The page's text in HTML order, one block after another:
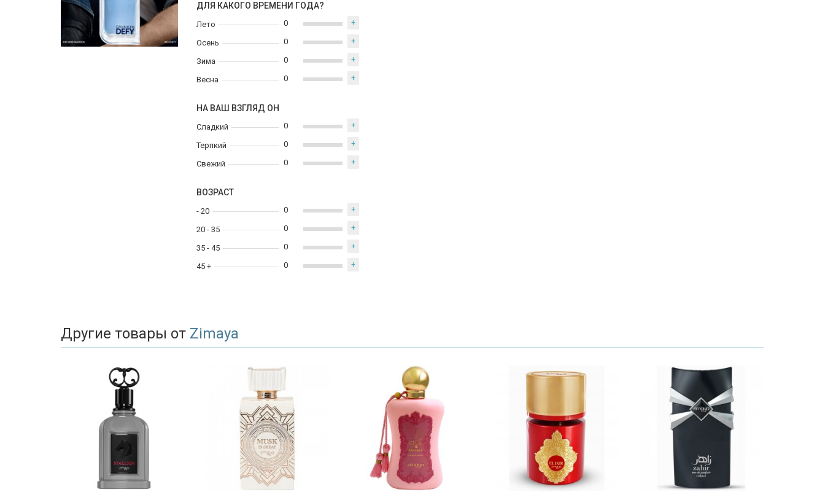
ДЛЯ КАКОГО ВРЕМЕНИ ГОДА?
Лето
Осень
Зима
Весна
0 +
0 +
0 +
0 +
НА ВАШ ВЗГЛЯД ОН
Сладкий
Терпкий
Свежий
0 +
0 +
0 +
ВОЗРАСТ
- 20
20 - 35
35 - 45
45 +
0 +
0 +
0 +
0 +
Другие товары от Zimaya